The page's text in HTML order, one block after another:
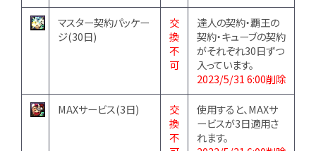
マスター契約パッケー
ジ(30日)
交
換
不
可
達人の契約・覇王の
契約・キューブの契約
がそれぞれ30日ずつ
入っています。
2023/5/31 6:00削除
MAXサービス(3日)
交
換
不
使用すると、MAXサ
ービスが3日適用さ
れます。